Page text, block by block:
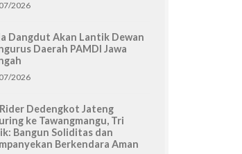
2026
Dangdut Akan Lantik Dewan
Daerah PAMDI Jawa
2026
Dedengkot Jateng
ke Tawangmangu, Tri
Bangun Soliditas dan
Berkendara Aman